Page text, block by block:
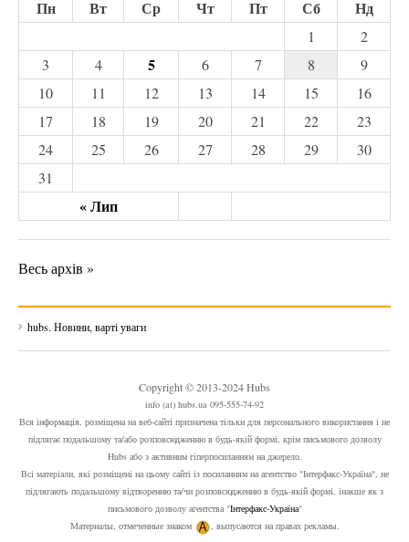
Пн
Вт Ср Чт Пт Сб Нд
« Лип
1
2
3
4 5 6 7 8
9
10
11 12 13 14 15
16
17
18 19 20 21 22
23
24
25 26 27 28 29
30
31
Весь архів »
hubs. Новини, варті уваги
Copyright © 2013-2024 Hubs
info (at) hubs.ua 095-555-74-92
Вся інформація, розміщена на веб-сайті призначена тільки для персонального використання і не
підлягає подальшому та/або розповсюдженню в будь-якій формі, крім письмового дозволу
Hubs або з активним гіперпосиланням на джерело.
Всі матеріали, які розміщені на цьому сайті із посиланням на агентство "Інтерфакс-Україна", не
підлягають подальшому відтворенню та/чи розповсюдженню в будь-якій формі, інакше як з
письмового дозволу агентства "Інтерфакс-Україна"
Материалы, отмеченные знаком
, выпусаются на правах рекламы.